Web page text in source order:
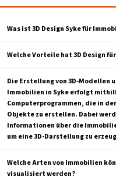
Was ist 3D Design Syke für
Welche Vorteile hat 3D Design
Die Erstellung von 3D-Modellen
Immobilien in Syke erfolgt
Computerprogrammen, die in
Objekte zu erstellen. Dabei
Informationen über die
um eine 3D-Darstellung zu
Welche Arten von Immobilien
visualisiert werden?